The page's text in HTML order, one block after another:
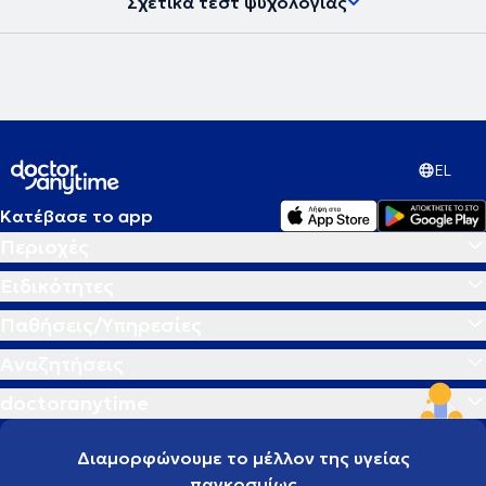
EL
Κατέβασε το app
Διαμορφώνουμε το μέλλον της υγείας